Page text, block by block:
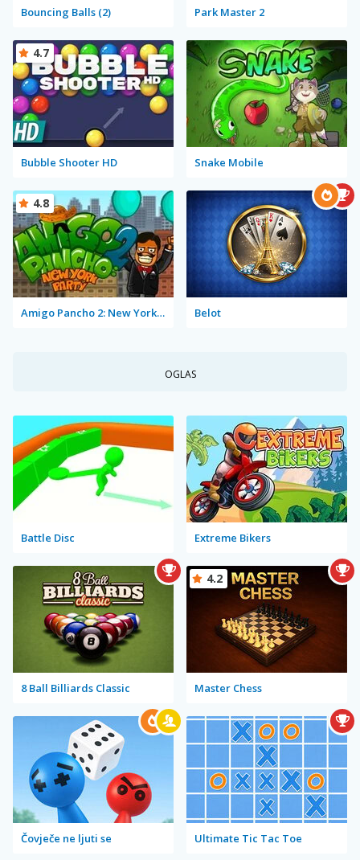
Bouncing Balls (2) Park Master 2
Bubble Shooter HD
4.7
Snake Mobile
Amigo Pancho 2: New York Party
4.8
Belot
OGLAS
Battle Disc Extreme Bikers
8 Ball Billiards Classic Master Chess
4.2
Čovječe ne ljuti se Ultimate Tic Tac Toe